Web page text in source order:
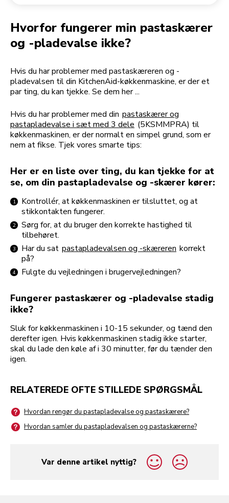
Hvorfor fungerer min pastaskærer
og -pladevalse ikke?
Hvis du har problemer med pastaskæreren og -
pladevalsen til din KitchenAid-køkkenmaskine, er der et
par ting, du kan tjekke. Se dem her ...
Hvis du har problemer med din pastaskærer og
pastapladevalse i sæt med 3 dele (5KSMMPRA) til
køkkenmaskinen, er der normalt en simpel grund, som er
nem at fikse. Tjek vores smarte tips:
Her er en liste over ting, du kan tjekke for at
se, om din pastapladevalse og -skærer kører:
Kontrollér, at køkkenmaskinen er tilsluttet, og at
stikkontakten fungerer.
Sørg for, at du bruger den korrekte hastighed til
tilbehøret.
Har du sat pastapladevalsen og -skæreren korrekt
på?
Fulgte du vejledningen i brugervejledningen?
Fungerer pastaskærer og -pladevalse stadig
ikke?
Sluk for køkkenmaskinen i 10-15 sekunder, og tænd den
derefter igen. Hvis køkkenmaskinen stadig ikke starter,
skal du lade den køle af i 30 minutter, før du tænder den
igen.
RELATEREDE OFTE STILLEDE SPØRGSMÅL
Hvordan rengør du pastapladevalse og pastaskærere?
Hvordan samler du pastapladevalsen og pastaskærerne?
Var denne artikel nyttig?
yes
no